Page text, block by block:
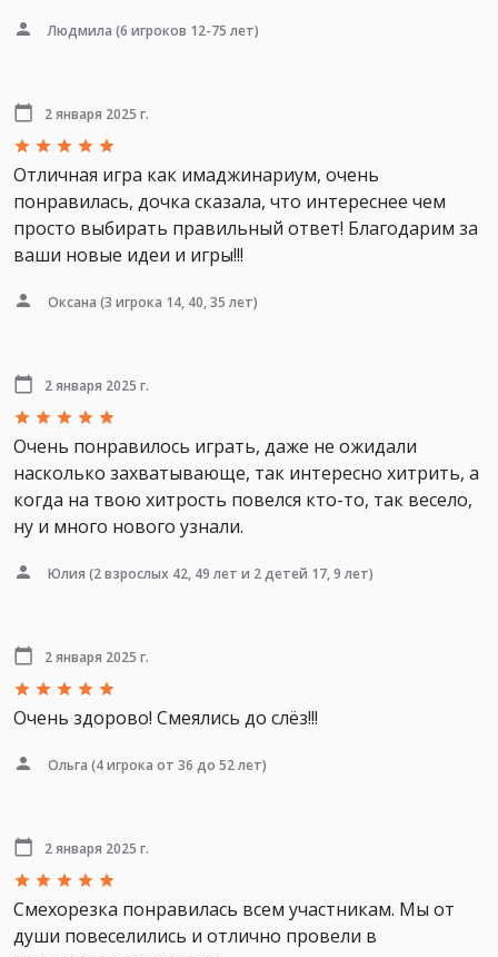
Людмила (6 игроков 12-75 лет)
2 января 2025 г.
Отличная игра как имаджинариум, очень
понравилась, дочка сказала, что интереснее чем
просто выбирать правильный ответ! Благодарим за
ваши новые идеи и игры!!!
Оксана (3 игрока 14, 40, 35 лет)
2 января 2025 г.
Очень понравилось играть, даже не ожидали
насколько захватывающе, так интересно хитрить, а
когда на твою хитрость повелся кто-то, так весело,
ну и много нового узнали.
Юлия (2 взрослых 42, 49 лет и 2 детей 17, 9 лет)
2 января 2025 г.
Очень здорово! Смеялись до слёз!!!
Ольга (4 игрока от 36 до 52 лет)
2 января 2025 г.
Смехорезка понравилась всем участникам. Мы от
души повеселились и отлично провели в